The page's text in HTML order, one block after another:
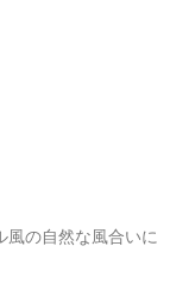
風の自然な風合いに